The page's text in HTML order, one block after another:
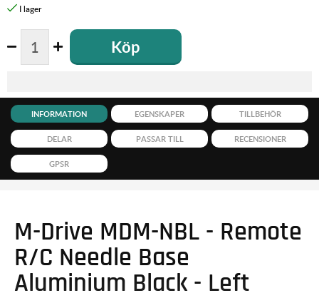
Köp
INFORMATION EGENSKAPER TILLBEHÖR
DELAR PASSAR TILL RECENSIONER
GPSR
M-Drive MDM-NBL - Remote
R/C Needle Base
Aluminium Black - Left